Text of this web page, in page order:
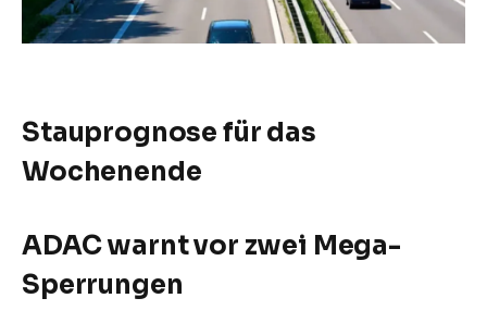
Stauprognose für das
Wochenende
ADAC warnt vor zwei Mega-
Sperrungen